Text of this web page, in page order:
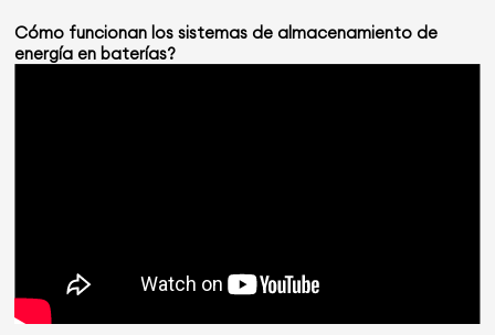
Cómo funcionan los sistemas de almacenamiento de
energía en baterías?